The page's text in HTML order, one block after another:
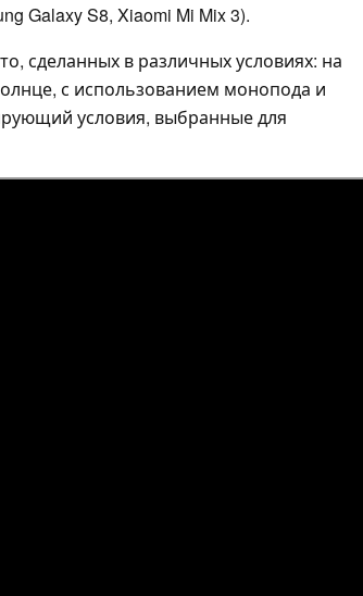
Galaxy S8, Xiaomi Mi Mix 3).
сделанных в различных условиях: на
с использованием монопода и
условия, выбранные для